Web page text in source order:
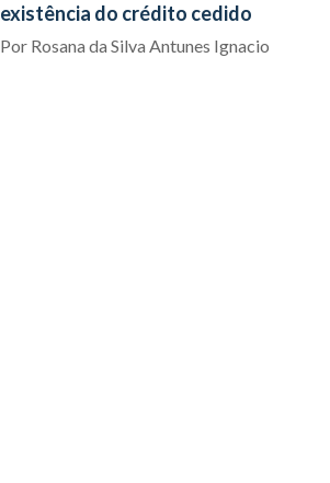
existência do crédito cedido
Por Rosana da Silva Antunes Ignacio